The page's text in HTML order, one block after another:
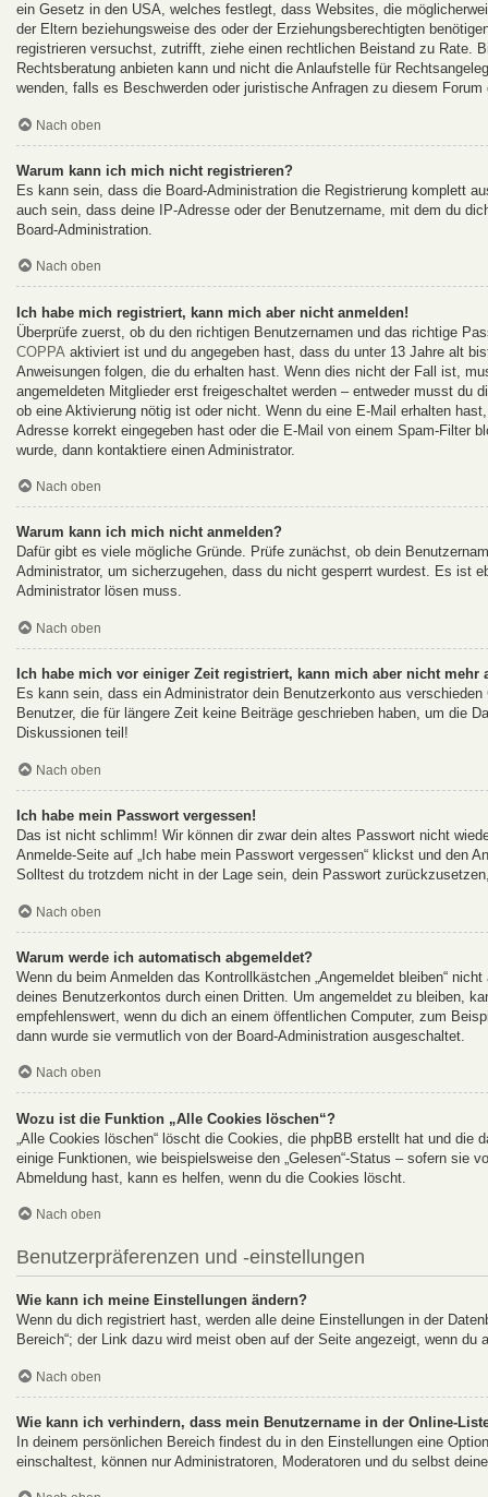
ein Gesetz in den USA, welches festlegt, dass Websites, die
der Eltern beziehungsweise des oder der Erziehungsberechtigten
registrieren versuchst, zutrifft, ziehe einen rechtlichen Beistand zu Rate.
Rechtsberatung anbieten kann und nicht die Anlaufstelle für
wenden, falls es Beschwerden oder juristische Anfragen zu diesem Forum
Nach oben
Warum kann ich mich nicht registrieren?
Es kann sein, dass die Board-Administration die Registrierung komplett
auch sein, dass deine IP-Adresse oder der Benutzername, mit dem du
Board-Administration.
Nach oben
Ich habe mich registriert, kann mich aber nicht anmelden!
Überprüfe zuerst, ob du den richtigen Benutzernamen und das richtige
COPPA aktiviert ist und du angegeben hast, dass du unter 13 Jahre alt
Anweisungen folgen, die du erhalten hast. Wenn dies nicht der Fall ist,
angemeldeten Mitglieder erst freigeschaltet werden – entweder musst du
ob eine Aktivierung nötig ist oder nicht. Wenn du eine E-Mail erhalten
Adresse korrekt eingegeben hast oder die E-Mail von einem Spam-Filter
wurde, dann kontaktiere einen Administrator.
Nach oben
Warum kann ich mich nicht anmelden?
Dafür gibt es viele mögliche Gründe. Prüfe zunächst, ob dein
Administrator, um sicherzugehen, dass du nicht gesperrt wurdest. Es ist
Administrator lösen muss.
Nach oben
Ich habe mich vor einiger Zeit registriert, kann mich aber nicht mehr
Es kann sein, dass ein Administrator dein Benutzerkonto aus
Benutzer, die für längere Zeit keine Beiträge geschrieben haben, um die
Diskussionen teil!
Nach oben
Ich habe mein Passwort vergessen!
Das ist nicht schlimm! Wir können dir zwar dein altes Passwort nicht
Anmelde-Seite auf „Ich habe mein Passwort vergessen“ klickst und den
Solltest du trotzdem nicht in der Lage sein, dein Passwort
Nach oben
Warum werde ich automatisch abgemeldet?
Wenn du beim Anmelden das Kontrollkästchen „Angemeldet bleiben“
deines Benutzerkontos durch einen Dritten. Um angemeldet zu bleiben,
empfehlenswert, wenn du dich an einem öffentlichen Computer, zum
dann wurde sie vermutlich von der Board-Administration ausgeschaltet.
Nach oben
Wozu ist die Funktion „Alle Cookies löschen“?
„Alle Cookies löschen“ löscht die Cookies, die phpBB erstellt hat und
einige Funktionen, wie beispielsweise den „Gelesen“-Status – sofern sie
Abmeldung hast, kann es helfen, wenn du die Cookies löscht.
Nach oben
Benutzerpräferenzen und -einstellungen
Wie kann ich meine Einstellungen ändern?
Wenn du dich registriert hast, werden alle deine Einstellungen in der
Bereich“; der Link dazu wird meist oben auf der Seite angezeigt, wenn
Nach oben
Wie kann ich verhindern, dass mein Benutzername in der Online-
In deinem persönlichen Bereich findest du in den Einstellungen eine
einschaltest, können nur Administratoren, Moderatoren und du selbst